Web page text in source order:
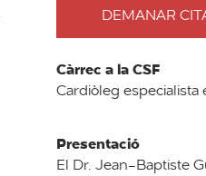
DEMANAR
Càrrec a la CSF
Cardiòleg
Presentació
El Dr. Jean-Baptiste